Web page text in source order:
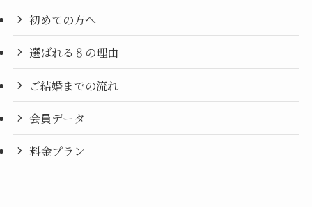
初めての方へ
選ばれる８の理由
ご結婚までの流れ
会員データ
料金プラン